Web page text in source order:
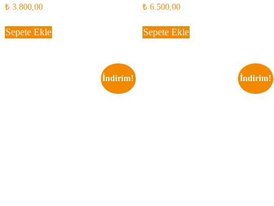
₺ 3.800,00
Sepete Ekle
₺6.500,00
Sepete Ekle
İndirim! İndirim!